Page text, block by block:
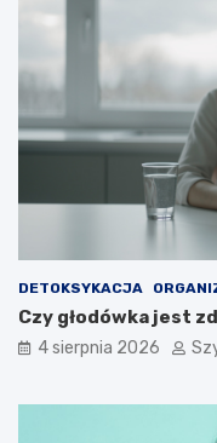
DETOKSYKACJA
Czy głodówka jest
4 sierpnia 2026